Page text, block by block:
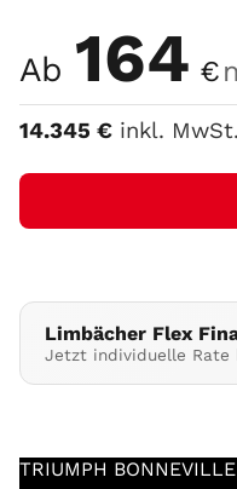
Ab 164 €
14.345 € inkl.
Limbächer Flex
Jetzt individuelle Rate
TRIUMPH